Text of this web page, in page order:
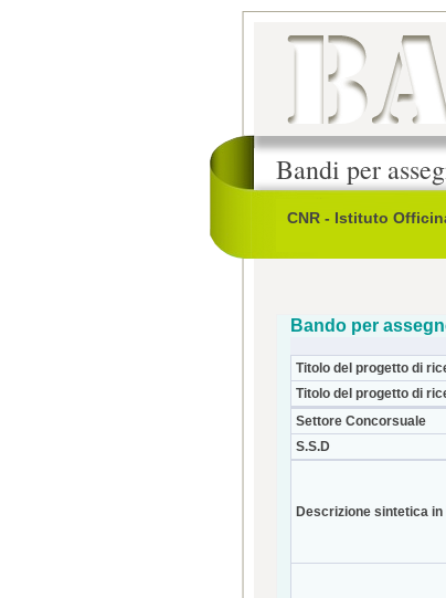
Bandi per
CNR - Istituto
Bando per
Titolo del progetto di
Titolo del progetto di
Settore Concorsuale
S.S.D
Descrizione sintetica in